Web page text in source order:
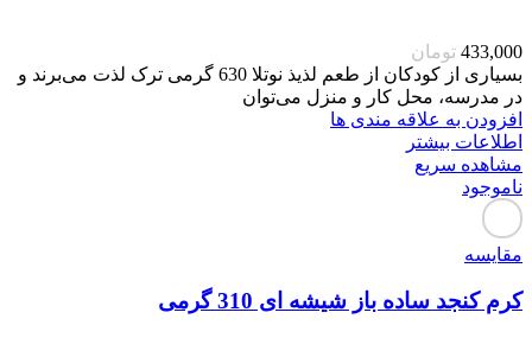
433,000 تومان
بسیاری از کودکان از طعم لذیذ نوتلا 630 گرمی ترک لذت می‌برند و
در مدرسه، محل کار و منزل می‌توان
افزودن به علاقه مندی ها
اطلاعات بیشتر
مشاهده سریع
ناموجود
مقایسه
کرم کنجد ساده باز شیشه ای 310 گرمی